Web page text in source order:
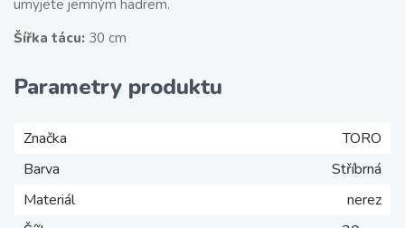
umyjete jemným hadrem.
Šířka tácu: 30 cm
Parametry produktu
Značka
TORO
Barva
Stříbrná
Materiál
nerez